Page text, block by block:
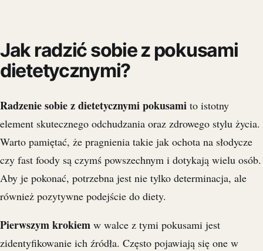
Jak radzić sobie z pokusami
dietetycznymi?
Radzenie sobie z dietetycznymi pokusami to istotny
element skutecznego odchudzania oraz zdrowego stylu życia.
Warto pamiętać, że pragnienia takie jak ochota na słodycze
czy fast foody są czymś powszechnym i dotykają wielu osób.
Aby je pokonać, potrzebna jest nie tylko determinacja, ale
również pozytywne podejście do diety.
Pierwszym krokiem w walce z tymi pokusami jest
zidentyfikowanie ich źródła. Często pojawiają się one w